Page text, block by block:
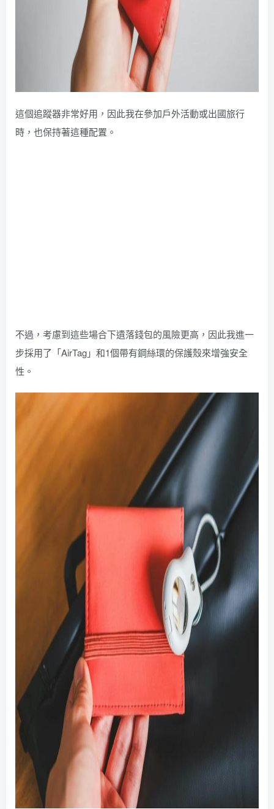
這個追蹤器非常好用，因此我在參加戶外活動或出國旅行
時，也保持著這種配置。
不過，考慮到這些場合下遺落錢包的風險更高，因此我進一
步採用了「AirTag」和1個帶有鋼絲環的保護殼來增強安全
性。